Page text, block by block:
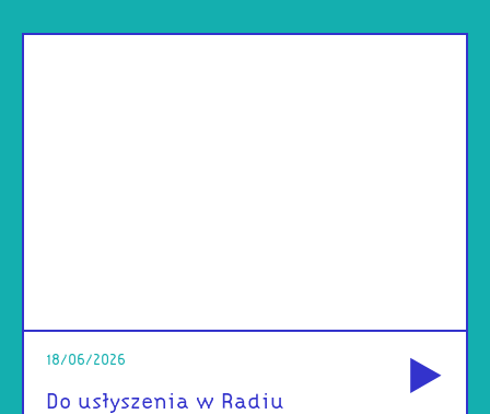
18/06/2026
Do usłyszenia w Radiu